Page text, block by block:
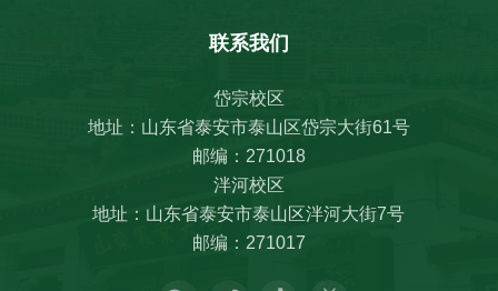
联系我们
岱宗校区
地址：山东省泰安市泰山区岱宗大街61号
邮编：271018
泮河校区
地址：山东省泰安市泰山区泮河大街7号
邮编：271017